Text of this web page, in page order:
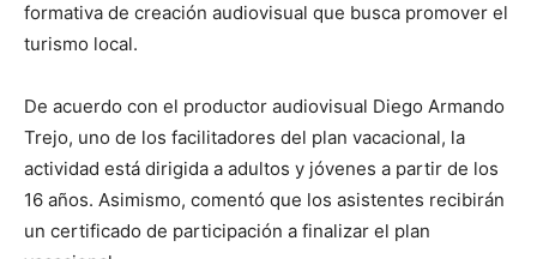
formativa de creación audiovisual que busca promover el
turismo local.
De acuerdo con el productor audiovisual Diego Armando
Trejo, uno de los facilitadores del plan vacacional, la
actividad está dirigida a adultos y jóvenes a partir de los
16 años. Asimismo, comentó que los asistentes recibirán
un certificado de participación a finalizar el plan